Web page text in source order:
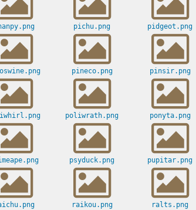
pichu.png pidgeot.png
pineco.png pinsir.png
poliwrath.png ponyta.png
psyduck.png pupitar.png
raikou.png ralts.png